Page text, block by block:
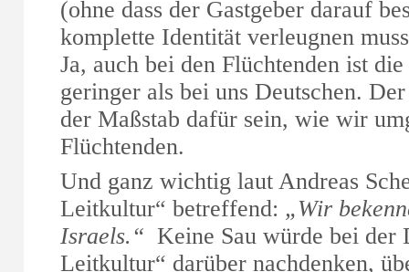
(ohne dass der Gastgeber darauf
komplette Identität verleugnen
Ja, auch bei den Flüchtenden ist die
geringer als bei uns Deutschen.
der Maßstab dafür sein, wie wir
Flüchtenden.
Und ganz wichtig laut Andreas
Leitkultur“ betreffend: „Wir
Israels.“ Keine Sau würde bei der
Leitkultur“ darüber nachdenken,